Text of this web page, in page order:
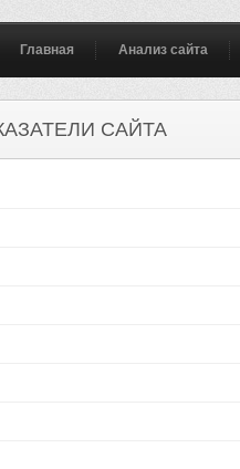
Главная Анализ сайта
САЙТА